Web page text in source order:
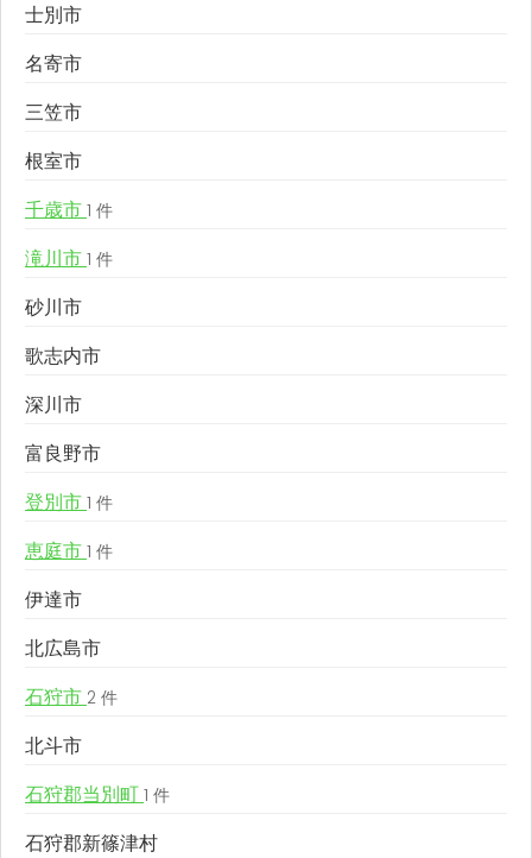
士別市
名寄市
三笠市
根室市
千歳市 1 件
滝川市 1 件
砂川市
歌志内市
深川市
富良野市
登別市 1 件
恵庭市 1 件
伊達市
北広島市
石狩市 2 件
北斗市
石狩郡当別町 1 件
石狩郡新篠津村